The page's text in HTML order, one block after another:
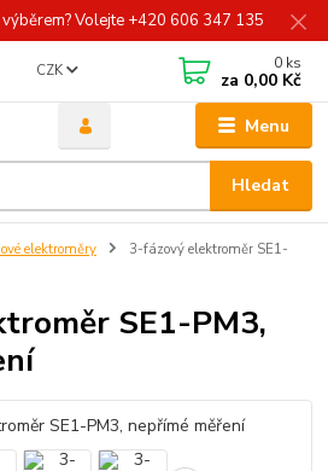
Volejte +420 606 347 135
Menu
CZK
Hledat
0 ks
za 0,00 Kč
elektroměry
3-fázový elektroměr SE1-
SE1-PM3,